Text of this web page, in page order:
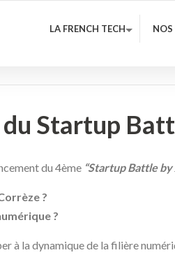
LA FRENCH TECH
Startup
du 4ème “Startup Battle by
?
?
à la dynamique de la filière